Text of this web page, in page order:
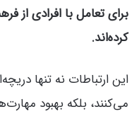
برای تعامل با افرادی از
کرده‌اند.
این ارتباطات نه تنها
می‌کنند، بلکه بهبود